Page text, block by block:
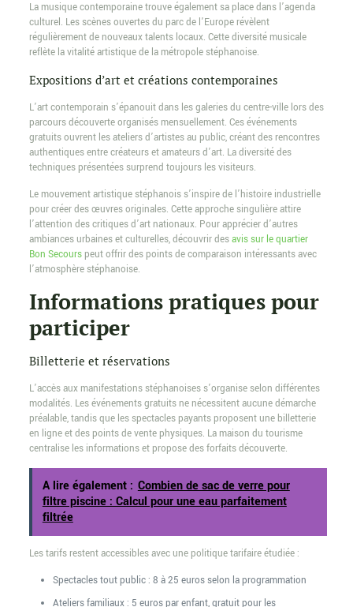
La musique contemporaine trouve également sa place dans l’agenda
culturel. Les scènes ouvertes du parc de l’Europe révèlent
régulièrement de nouveaux talents locaux. Cette diversité musicale
reflète la vitalité artistique de la métropole stéphanoise.
Expositions d’art et créations contemporaines
L’art contemporain s’épanouit dans les galeries du centre-ville lors des
parcours découverte organisés mensuellement. Ces événements
gratuits ouvrent les ateliers d’artistes au public, créant des rencontres
authentiques entre créateurs et amateurs d’art. La diversité des
techniques présentées surprend toujours les visiteurs.
Le mouvement artistique stéphanois s’inspire de l’histoire industrielle
pour créer des œuvres originales. Cette approche singulière attire
l’attention des critiques d’art nationaux. Pour apprécier d’autres
ambiances urbaines et culturelles, découvrir desavis sur le quartier
Bon Secourspeut offrir des points de comparaison intéressants avec
l’atmosphère stéphanoise.
Informations pratiques pour
participer
Billetterie et réservations
L’accès aux manifestations stéphanoises s’organise selon différentes
modalités. Les événements gratuits ne nécessitent aucune démarche
préalable, tandis que les spectacles payants proposent une billetterie
en ligne et des points de vente physiques. La maison du tourisme
centralise les informations et propose des forfaits découverte.
A lire également : Combien de sac de verre pour
filtre piscine : Calcul pour une eau parfaitement
filtrée
Les tarifs restent accessibles avec une politique tarifaire étudiée :
Spectacles tout public : 8 à 25 euros selon la programmation
Ateliers familiaux : 5 euros par enfant, gratuit pour les